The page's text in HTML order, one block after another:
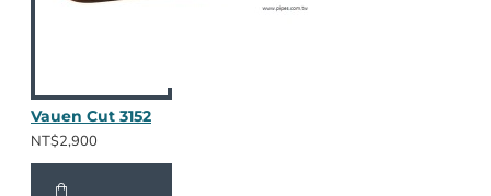
Vauen Cut 3152
NT$2,900